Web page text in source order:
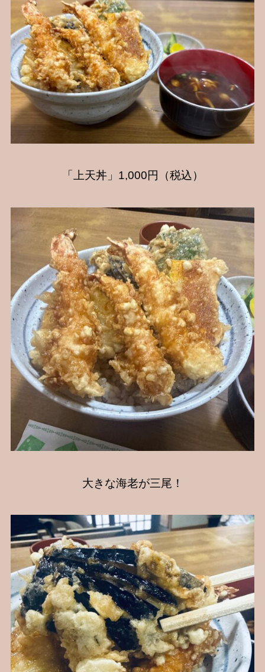
「上天丼」1,000円（税込）
大きな海老が三尾！